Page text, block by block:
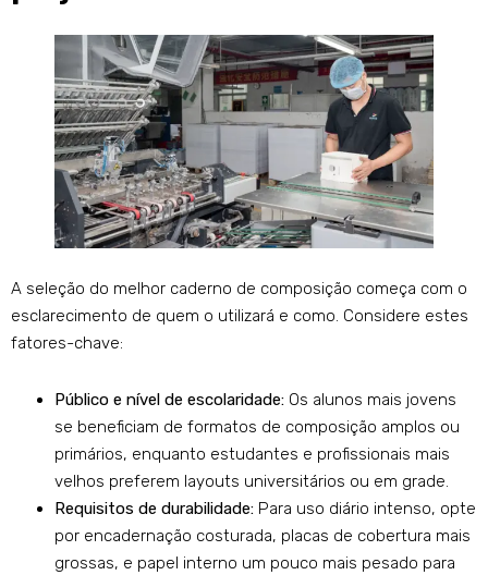
A seleção do melhor caderno de composição começa com o
esclarecimento de quem o utilizará e como. Considere estes
fatores-chave:
Público e nível de escolaridade: Os alunos mais jovens
se beneficiam de formatos de composição amplos ou
primários, enquanto estudantes e profissionais mais
velhos preferem layouts universitários ou em grade.
Requisitos de durabilidade: Para uso diário intenso, opte
por encadernação costurada, placas de cobertura mais
grossas, e papel interno um pouco mais pesado para